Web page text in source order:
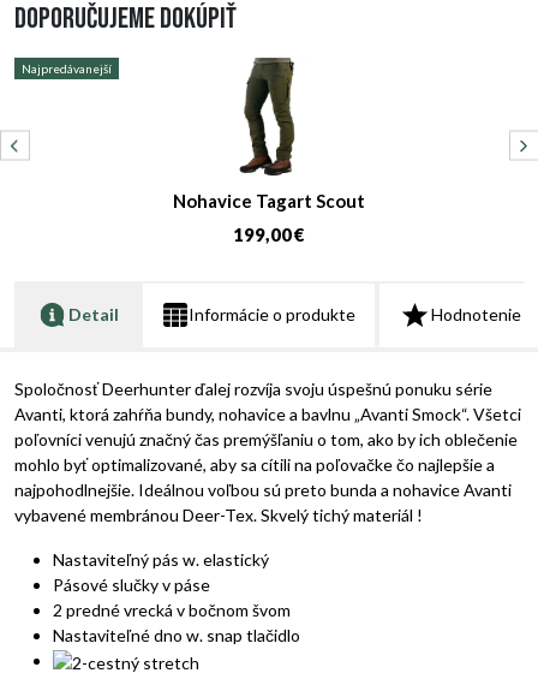
Doporučujeme dokúpiť
Najpredávanejší
Nohavice Tagart Scout
199,00 €
Detail Informácie o produkte Hodnotenie
Spoločnosť Deerhunter ďalej rozvíja svoju úspešnú ponuku série
Avanti, ktorá zahŕňa bundy, nohavice a bavlnu „Avanti Smock“. Všetci
poľovníci venujú značný čas premýšľaniu o tom, ako by ich oblečenie
mohlo byť optimalizované, aby sa cítili na poľovačke čo najlepšie a
najpohodlnejšie. Ideálnou voľbou sú preto bunda a nohavice Avanti
vybavené membránou Deer-Tex. Skvelý tichý materiál !
Nastaviteľný pás w. elastický
Pásové slučky v páse
2 predné vrecká v bočnom švom
Nastaviteľné dno w. snap tlačidlo